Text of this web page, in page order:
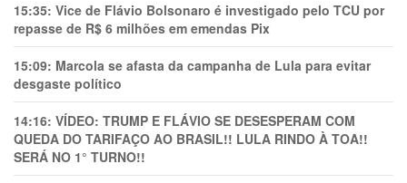
15:35: Vice de Flávio Bolsonaro é investigado pelo TCU por
repasse de R$ 6 milhões em emendas Pix
15:09: Marcola se afasta da campanha de Lula para evitar
desgaste político
14:16: VÍDEO: TRUMP E FLÁVIO SE DESESPERAM COM
QUEDA DO TARIFAÇO AO BRASIL!! LULA RINDO À TOA!!
SERÁ NO 1° TURNO!!